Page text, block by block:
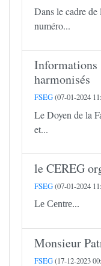
Dans le cadre
numéro...
Informations
harmonisés
FSEG(07-01-2024
Le Doyen de la
et...
le CEREG
FSEG(07-01-2024
Le Centre...
Monsieur
FSEG(17-12-2023